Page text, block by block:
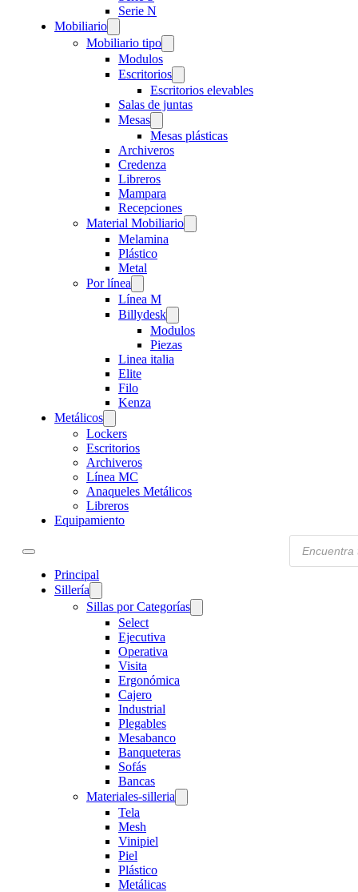
Serie N
Mobiliario
Mobiliario tipo
Modulos
Escritorios
Escritorios elevables
Salas de juntas
Mesas
Mesas plásticas
Archiveros
Credenza
Libreros
Mampara
Recepciones
Material Mobiliario
Melamina
Plástico
Metal
Por línea
Línea M
Billydesk
Modulos
Piezas
Linea italia
Elite
Filo
Kenza
Metálicos
Lockers
Escritorios
Archiveros
Línea MC
Anaqueles Metálicos
Libreros
Equipamiento
Principal
Sillería
Sillas por Categorías
Select
Ejecutiva
Operativa
Visita
Ergonómica
Cajero
Industrial
Plegables
Mesabanco
Banqueteras
Sofás
Bancas
Materiales-silleria
Tela
Mesh
Vinipiel
Piel
Plástico
Metálicas
Products
search